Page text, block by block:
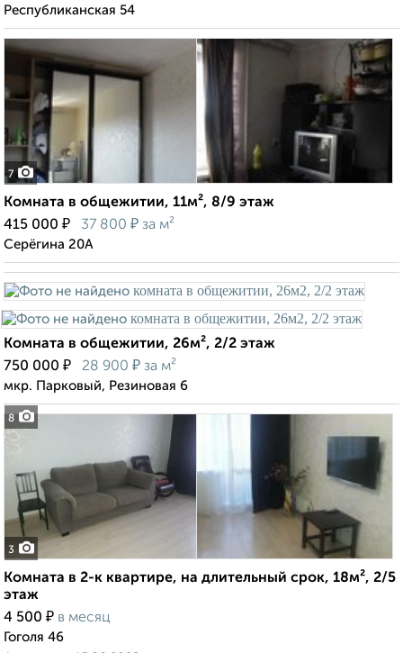
Республиканская 54
7
Комната в общежитии, 11м², 8/9 этаж
415 000 ₽ 37 800 ₽ за м²
Серёгина 20А
8
Комната в общежитии, 26м², 2/2 этаж
750 000 ₽ 28 900 ₽ за м²
мкр. Парковый, Резиновая 6
3
Комната в 2-к квартире, на длительный срок, 18м², 2/5
этаж
4 500 ₽ в месяц
Гоголя 46